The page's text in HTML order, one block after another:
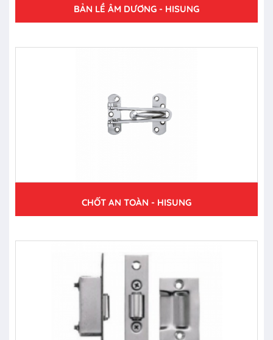
BẢN LỀ ÂM DƯƠNG - HISUNG
CHỐT AN TOÀN - HISUNG